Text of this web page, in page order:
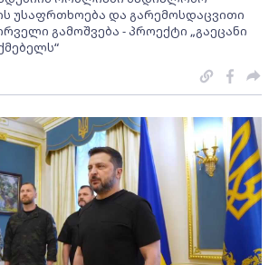
უსაფრთხოება და გარემოსდაცვითი
გამოშვება - პროექტი „გაეცანი